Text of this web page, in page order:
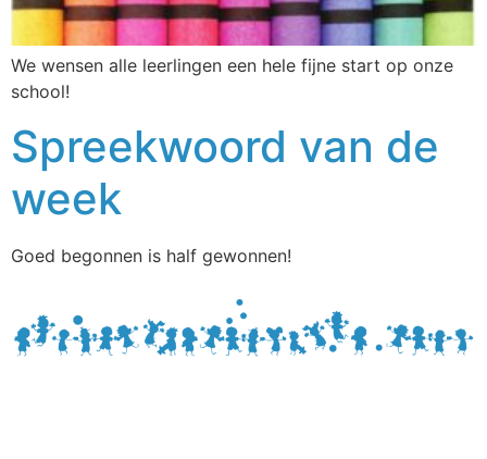
We wensen alle leerlingen een hele fijne start op onze
school!
Spreekwoord van de
week
Goed begonnen is half gewonnen!